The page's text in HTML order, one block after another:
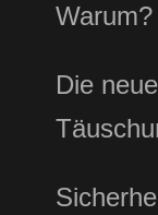
Warum?
Die